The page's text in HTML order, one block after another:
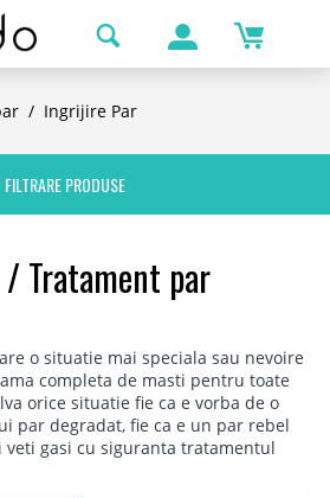
/ Ingrijire Par
FILTRARE PRODUSE
/ Tratament par
o situatie mai speciala sau nevoire
completa de masti pentru toate
orice situatie fie ca e vorba de o
par degradat, fie ca e un par rebel
gasi cu siguranta tratamentul